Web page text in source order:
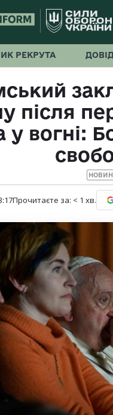
РЕКРУТА
після
вогні:
Прочитаєте за: < 1 хв.